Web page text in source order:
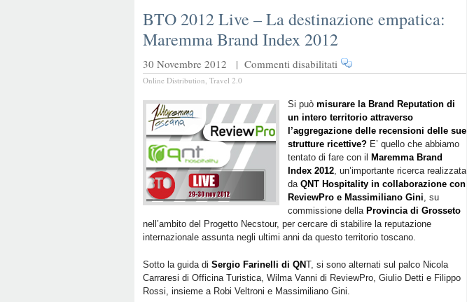
BTO 2012 Live – La destinazione empatica:
Maremma Brand Index 2012
30 Novembre 2012 | Commenti disabilitati su
BTO
Live
–
La
destinazione
empatica:
Maremma
Brand
Index
2012
Online Distribution, Travel 2.0
Si può misurare la Brand Reputation di
un intero territorio attraverso
l’aggregazione delle recensioni delle sue
strutture ricettive? E’ quello che abbiamo
tentato di fare con il
Maremma Brand
Index 2012, un’importante ricerca realizzata
da QNT Hospitality in collaborazione con
ReviewPro e Massimiliano Gini, su
commissione della Provincia di Grosseto
nell’ambito del Progetto Necstour, per cercare di stabilire la reputazione
internazionale assunta negli ultimi anni da questo territorio toscano.
Sotto la guida di Sergio Farinelli di QNT, si sono alternati sul palco Nicola
Carraresi di Officina Turistica, Wilma Vanni di ReviewPro, Giulio Detti e Filippo
Rossi, insieme a Robi Veltroni e Massimiliano Gini.